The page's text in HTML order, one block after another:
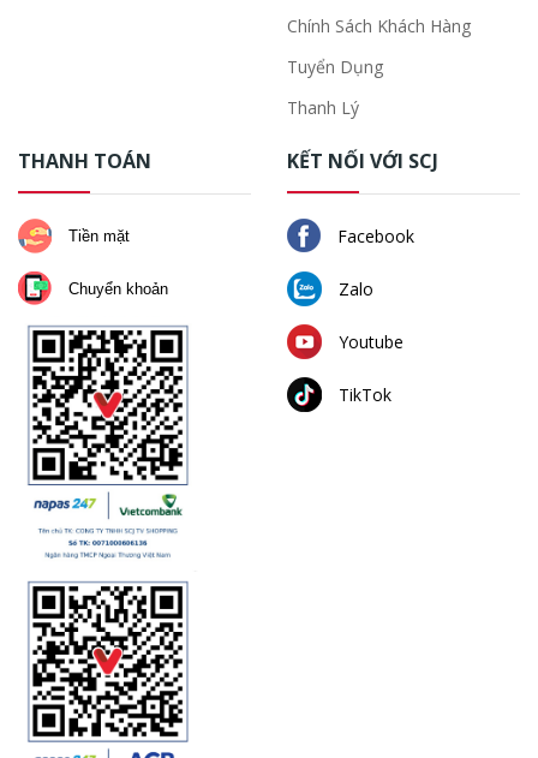
Chính Sách Khách Hàng
Tuyển Dụng
Thanh Lý
THANH TOÁN
Tiền mặt
Chuyển khoản
KẾT NỐI VỚI SCJ
Facebook
Zalo
Youtube
TikTok